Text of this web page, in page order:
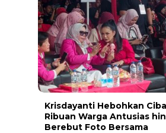
Krisdayanti Hebohkan
Ribuan Warga Antusias
Berebut Foto Bersama